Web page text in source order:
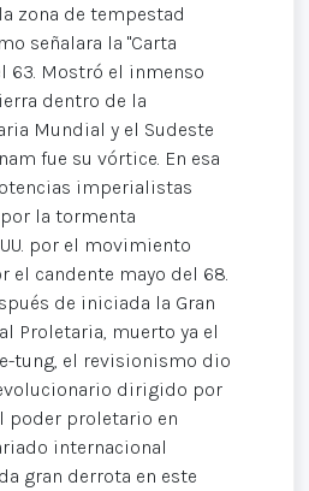
zona de tempestad
señalara la "Carta
63. Mostró el inmenso
dentro de la
Mundial y el Sudeste
fue su vórtice. En esa
imperialistas
la tormenta
por el movimiento
el candente mayo del 68.
de iniciada la Gran
Proletaria, muerto ya el
tung, el revisionismo dio
dirigido por
poder proletario en
internacional
gran derrota en este